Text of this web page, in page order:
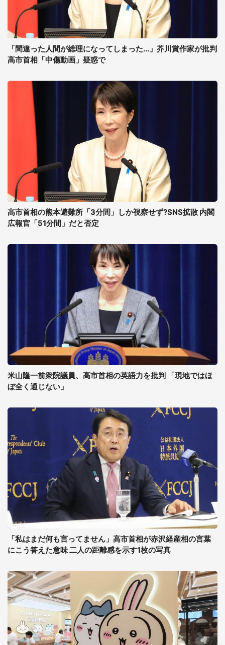
「間違った人間が総理になってしまった...」芥川賞作家が批判
高市首相「中傷動画」疑惑で
高市首相の熊本避難所「3分間」しか視察せず?SNS拡散 内閣
広報官「51分間」だと否定
米山隆一前衆院議員、高市首相の英語力を批判 「現地ではほ
ぼ全く通じない」
「私はまだ何も言ってません」高市首相が赤沢経産相の言葉
にこう答えた意味 二人の距離感を示す1枚の写真